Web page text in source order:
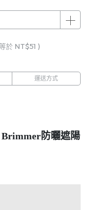
於 NT$51 )
運送方式
防曬遮陽